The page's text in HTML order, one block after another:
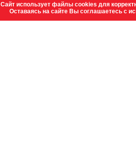
Сайт использует файлы cookies для
Оставаясь на сайте Вы соглашаетесь с